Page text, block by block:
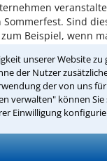
unserer Website zu
der Nutzer
der von uns
verwalten" können Sie
Einwilligung
Sommerfest. Sind
Beispiel, wenn
außerhalb der